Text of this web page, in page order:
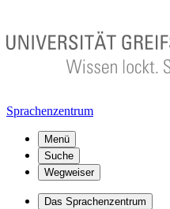
Sprachenzentrum
Menü
Suche
Wegweiser
Das Sprachenzentrum